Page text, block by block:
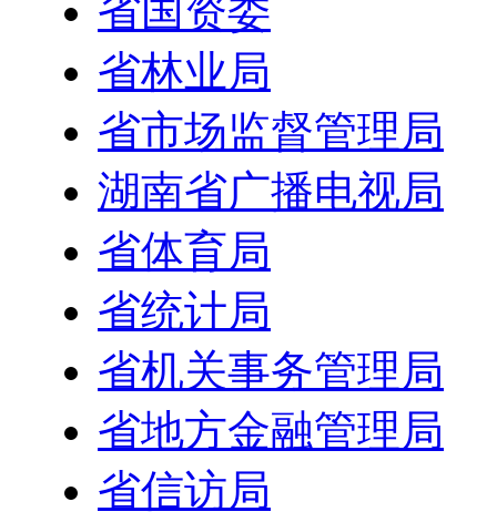
省国资委
省林业局
省市场监督管理局
湖南省广播电视局
省体育局
省统计局
省机关事务管理局
省地方金融管理局
省信访局